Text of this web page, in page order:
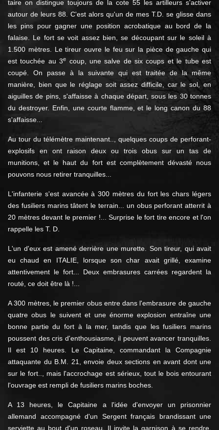
taire on distingue toujours de la cote 55 les artilleurs s'activer
autour de leurs 88. C'est alors qu'un de mes T.D. se glisse dans
les pins pour gagner une position acrobatique au bord de la
falaise. Le fort se voit assez bien, se découpant sur le soleil à
1.500 mètres. Le tireur ouvre le feu sur la pièce de gauche qui
est touchée au 3e coup, une salve de six coups et le tube est
coupé. On passe à la suivante qui est traitée de la même
manière, bien que le réglage soit assez difficile, car le sol, en
aiguilles de pins, s'affaisse à chaque départ, sous les 30 tonnes
du destroyer. Enfin, une courte flamme, et le long canon du 88
s'affaisse...
Au tour du télémètre maintenant.., quelques coups de perforant-
explosifs en ont raison deux ou trois obus sur un tas de
munitions, et le haut du fort est complètement dévasté nous
pouvons nous retirer tranquilles...
L'infanterie s'est avancée à 300 mètres du fort les chars légers
des fusiliers marins tâtent le terrain... un obus perforant atterrit à
20 mètres devant le premier !... Surprise le fort tire encore et l'on
rappelle les T. D.
L'un d'eux est amené derrière une murette. Son tireur, qui avait
eu chaud en ITALIE, lorsque son char avait grillé, examine
attentivement le fort... Deux embrasures carrées regardent la
routé, ce doit être là !...
A 300 mètres, le premier obus entre dans l'embrasure de gauche
quatre obus le suivent et une énorme explosion entraîne une
bonne partie du fort à la mer, tandis que les fusiliers marins
poussent des cris d'enthousiasme, il peuvent avancer tranquilles.
Il est 10 heures. Le Capitaine, commandant la Compagnie
attaquante du B.M. 21, envoie deux sections en avant dont une
sur le fort.., mais l'accrochage est sérieux, tout le bois entourant
l'ouvrage est rempli de fusiliers marins boches.
A 13 heures, le Capitaine a l'idée d'envoyer un prisonnier
allemand accompagné d'un Sergent français brandissant une
serviette au bout d'un roseau. Il invite la garnison à se rendre,